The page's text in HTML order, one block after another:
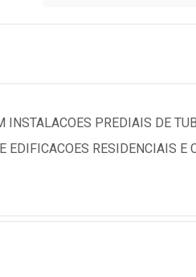
PREDIAIS DE
RESIDENCIAIS E